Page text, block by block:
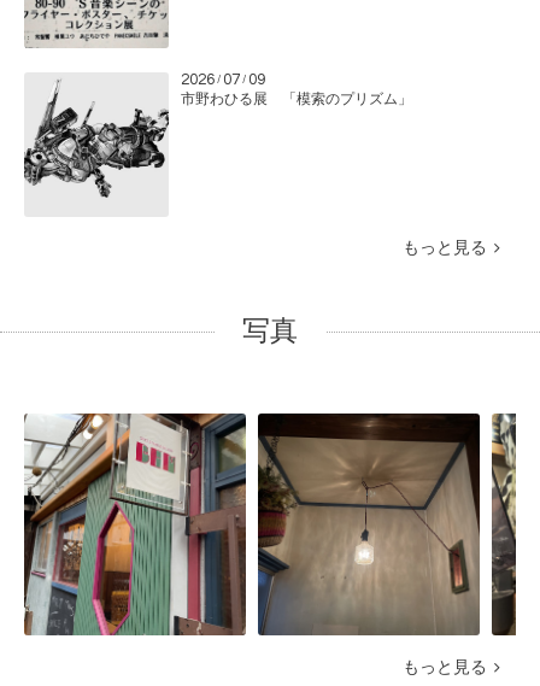
2026 / 07 / 09
市野わひる展 「模索のプリズム」
もっと見る
写真
もっと見る